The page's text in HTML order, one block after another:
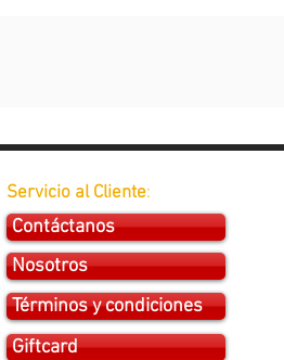
Servicio al Cliente:
Contáctanos
Nosotros
Términos y condiciones
Giftcard